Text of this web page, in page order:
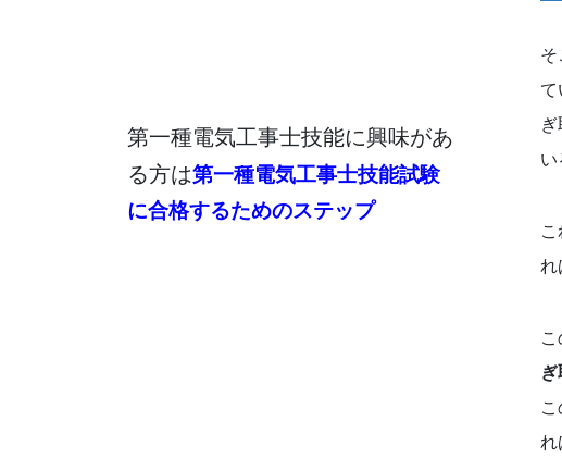
そ
て
い
れ
ぎ
れ
第一種電気工事士技能に興味があ
る方は第一種電気工事士技能試験
に合格するためのステップ